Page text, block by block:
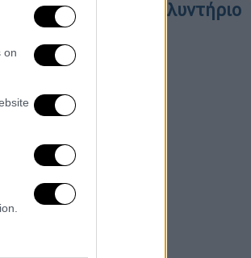
on
κιλό ηρωίνη στο πλυντήριο